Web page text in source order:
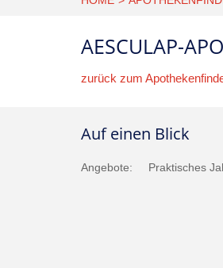
AESCULAP-
zurück zum
Auf einen Blick
Angebote: Praktisches